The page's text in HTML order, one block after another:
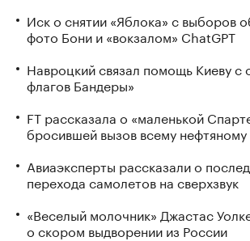
Иск о снятии «Яблока» с выборов
фото Бони и «вокзалом» ChatGPT
Навроцкий связал помощь Киеву с
флагов Бандеры»
FT рассказала о «маленькой
бросившей вызов всему
Авиаэксперты рассказали о
перехода самолетов на сверхзвук
«Веселый молочник» Джастас
о скором выдворении из России